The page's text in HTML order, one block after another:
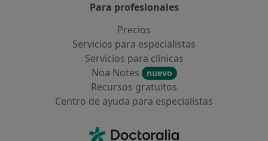
Para profesionales
Precios
Servicios para especialistas
Servicios para clínicas
Noa Notes
nuevo
Recursos gratuitos
Centro de ayuda para especialistas
Doctoralia - Página de inicio